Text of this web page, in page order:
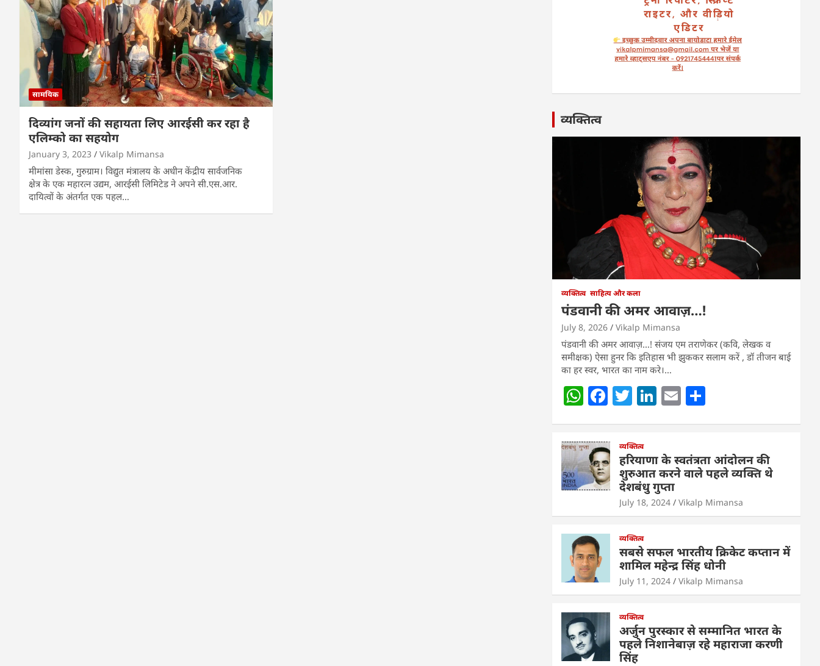
सामयिक
दिव्यांग जनों की सहायता लिए आरईसी कर रहा है
एलिम्को का सहयोग
January 3, 2023 Vikalp Mimansa
मीमांसा डेस्क, गुरुग्राम। विद्युत मंत्रालय के अधीन केंद्रीय सार्वजनिक
क्षेत्र के एक महारत्न उद्यम, आरईसी लिमिटेड ने अपने सी.एस.आर.
दायित्वों के अंतर्गत एक पहल…
व्यक्तित्व
व्यक्तित्व साहित्य और कला
पंडवानी की अमर आवाज़…!
July 8, 2026 Vikalp Mimansa
पंडवानी की अमर आवाज़…! संजय एम तराणेकर (कवि, लेखक व
समीक्षक) ऐसा हुनर कि इतिहास भी झुककर सलाम करें , डॉ तीजन बाई
का हर स्वर, भारत का नाम करे।…
W
h
s
A
p
p
F
a
e
b
o
o
k
T
w
er
Li
n
e
dI
n
E
m
l e
व्यक्तित्व
हरियाणा के स्वतंत्रता आंदोलन की
शुरुआत करने वाले पहले व्यक्ति थे
देशबंधु गुप्ता
July 18, 2024 Vikalp Mimansa
व्यक्तित्व
सबसे सफल भारतीय क्रिकेट कप्तान में
शामिल महेन्द्र सिंह धोनी
July 11, 2024 Vikalp Mimansa
व्यक्तित्व
अर्जुन पुरस्कार से सम्मानित भारत के
पहले निशानेबाज़ रहे महाराजा करणी
सिंह